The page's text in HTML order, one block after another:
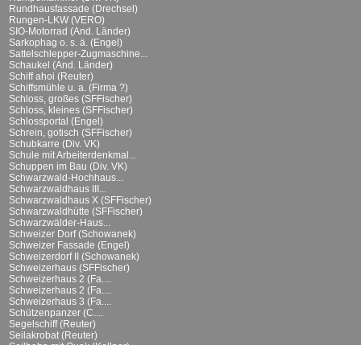
Rundhausfassade (Drechsel)
Rungen-LKW (VERO)
SIO-Motorrad (And. Länder)
Sarkophag o. s. ä. (Engel)
Sattelschlepper-Zugmaschine...
Schaukel (And. Länder)
Schiff ahoi (Reuter)
Schiffsmühle u. a. (Firma ?)
Schloss, großes (SFFischer)
Schloss, kleines (SFFischer)
Schlossportal (Engel)
Schrein, gotisch (SFFischer)
Schubkarre (Div. VK)
Schule mit Arbeiterdenkmal...
Schuppen im Bau (Div. VK)
Schwarzwald-Hochhaus...
Schwarzwaldhaus III...
Schwarzwaldhaus X (SFFischer)
Schwarzwaldhütte (SFFischer)
Schwarzwälder-Haus...
Schweizer Dorf (Schowanek)
Schweizer Fassade (Engel)
Schweizerdorf II (Schowanek)
Schweizerhaus (SFFischer)
Schweizerhaus 2 (Fa....
Schweizerhaus 2 (Fa....
Schweizerhaus 3 (Fa....
Schützenpanzer (C....
Segelschiff (Reuter)
Seilakrobat (Reuter)